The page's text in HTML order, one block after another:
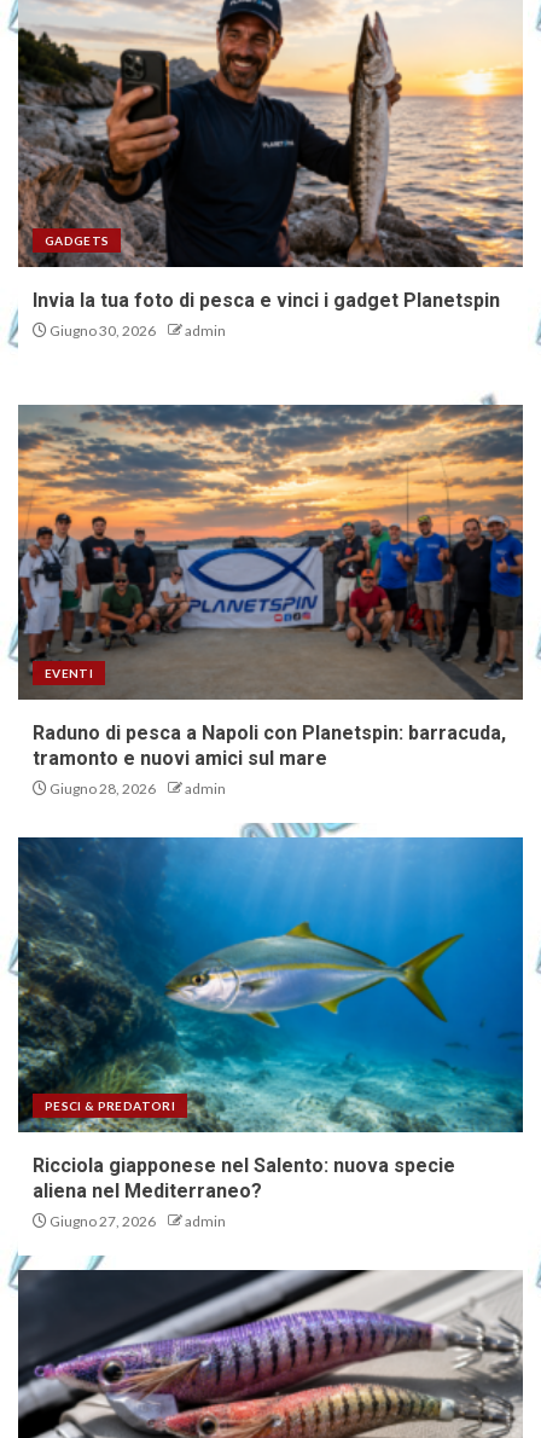
GADGETS
Invia la tua foto di pesca e vinci i gadget Planetspin
Giugno 30, 2026 admin
EVENTI
Raduno di pesca a Napoli con Planetspin: barracuda,
tramonto e nuovi amici sul mare
Giugno 28, 2026 admin
PESCI & PREDATORI
Ricciola giapponese nel Salento: nuova specie
aliena nel Mediterraneo?
Giugno 27, 2026 admin